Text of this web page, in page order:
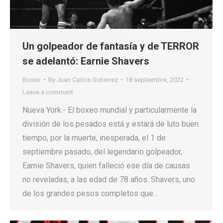
Un golpeador de fantasía y de TERROR
se adelantó: Earnie Shavers
Boxeo By Juan Carlos Gutierrez
18 septiembre, 2022
Leave a comment
Nueva York.- El boxeo mundial y particularmente la
división de los pesados está y estará de luto buen
tiempo, por la muerte, inesperada, el 1 de
septiembre pasado, del legendario golpeador,
Earnie Shavers, quien falleció ese día de causas
no reveladas, a las edad de 78 años. Shavers, uno
de los grandes pesos completos que…